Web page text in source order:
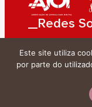
__Redes
Este site utiliza
por parte do